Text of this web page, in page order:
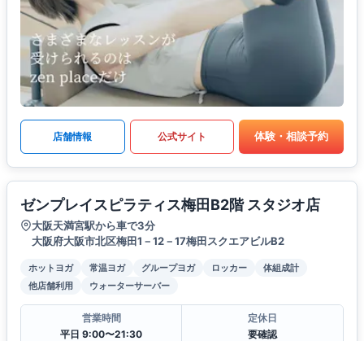
店舗情報 公式サイト 体験・相談予約
ゼンプレイスピラティス梅田B2階 スタジオ店
大阪天満宮駅から車で3分
大阪府大阪市北区梅田1－12－17梅田スクエアビルB2
ホットヨガ 常温ヨガ グループヨガ ロッカー
体組成計
他店舗利用
ウォーターサーバー
営業時間
平日 9:00〜21:30
定休日
要確認